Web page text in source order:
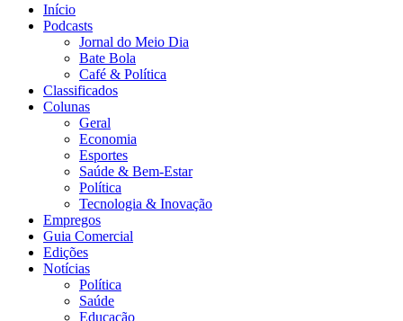
Início
Podcasts
Jornal do Meio Dia
Bate Bola
Café & Política
Classificados
Colunas
Geral
Economia
Esportes
Saúde & Bem-Estar
Política
Tecnologia & Inovação
Empregos
Guia Comercial
Edições
Notícias
Política
Saúde
Educação